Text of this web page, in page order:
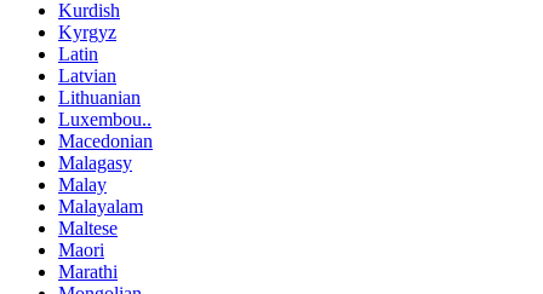
Kurdish
Kyrgyz
Latin
Latvian
Lithuanian
Luxembou..
Macedonian
Malagasy
Malay
Malayalam
Maltese
Maori
Marathi